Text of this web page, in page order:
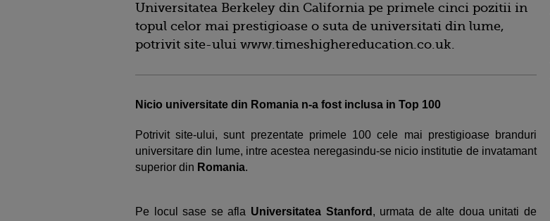
Universitatea Berkeley din California pe primele cinci pozitii in
topul celor mai prestigioase o suta de universitati din lume,
potrivit site-ului www.timeshighereducation.co.uk.
Nicio universitate din Romania n-a fost inclusa in Top 100
Potrivit site-ului, sunt prezentate primele 100 cele mai prestigioase branduri
universitare din lume, intre acestea neregasindu-se nicio institutie de invatamant
superior din Romania.
Pe locul sase se afla Universitatea Stanford , urmata de alte doua unitati de